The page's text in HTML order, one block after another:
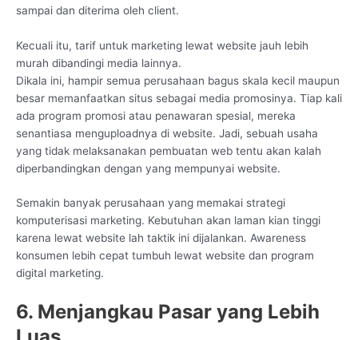
sampai dan diterima oleh client.
Kecuali itu, tarif untuk marketing lewat website jauh lebih
murah dibandingi media lainnya.
Dikala ini, hampir semua perusahaan bagus skala kecil maupun
besar memanfaatkan situs sebagai media promosinya. Tiap kali
ada program promosi atau penawaran spesial, mereka
senantiasa menguploadnya di website. Jadi, sebuah usaha
yang tidak melaksanakan pembuatan web tentu akan kalah
diperbandingkan dengan yang mempunyai website.
Semakin banyak perusahaan yang memakai strategi
komputerisasi marketing. Kebutuhan akan laman kian tinggi
karena lewat website lah taktik ini dijalankan. Awareness
konsumen lebih cepat tumbuh lewat website dan program
digital marketing.
6. Menjangkau Pasar yang Lebih